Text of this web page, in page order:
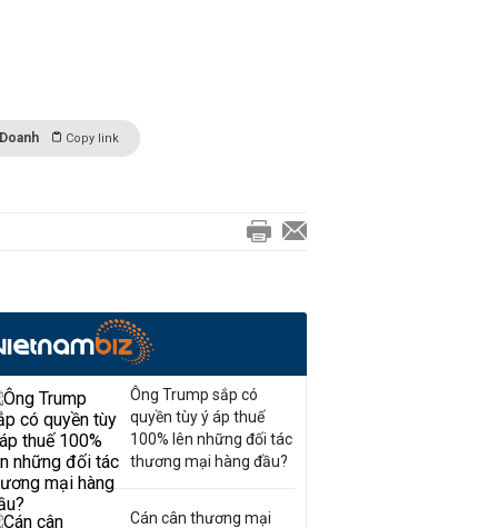
Copy link
Ông Trump sắp có
quyền tùy ý áp thuế
100% lên những đối tác
thương mại hàng đầu?
Cán cân thương mại